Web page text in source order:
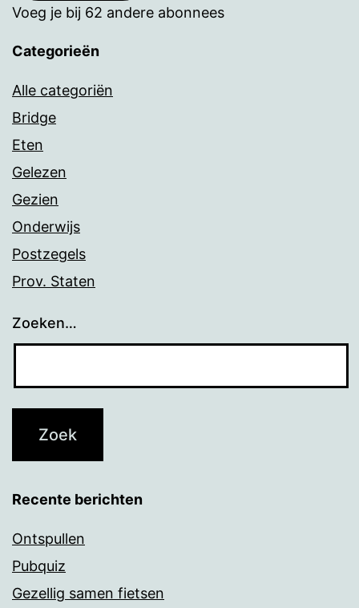
Voeg je bij 62 andere abonnees
Categorieën
Alle categoriën
Bridge
Eten
Gelezen
Gezien
Onderwijs
Postzegels
Prov. Staten
Zoeken…
Recente berichten
Ontspullen
Pubquiz
Gezellig samen fietsen